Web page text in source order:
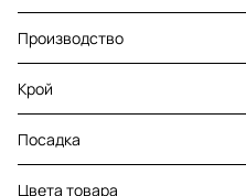
Производство
Крой
Посадка
Цвета товара